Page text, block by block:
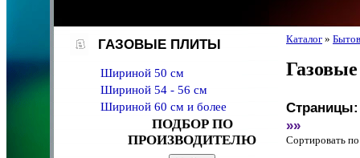
ГАЗОВЫЕ ПЛИТЫ
Шириной 50 см
Шириной 54 - 56 см
Шириной 60 см и более
ПОДБОР ПО
ПРОИЗВОДИТЕЛЮ
Каталог »
Страницы:
»»
Сортировать